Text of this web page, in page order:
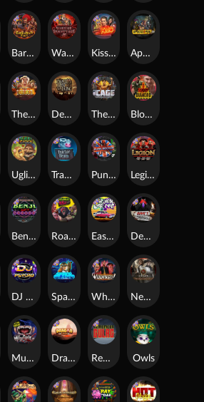
Blood Diamond
Dead Men Walking
Munchies
Apocalypse Super xNudge
Nexus Tombstone RIP
Roadkill
Kiss My Chainsaw
Tractor Beam
The Cage
Space Donkey
Warrior Graveyard xNudge
Benji Killed in Vegas
Barbarian Fury
Devil's Crossroad
Dragon Tribe
Legion X
DJ Psycho
Owls
Punk Rocker
East Coast Vs West Coast
Whacked
Remember Gulag
The Border
Ugliest Catch